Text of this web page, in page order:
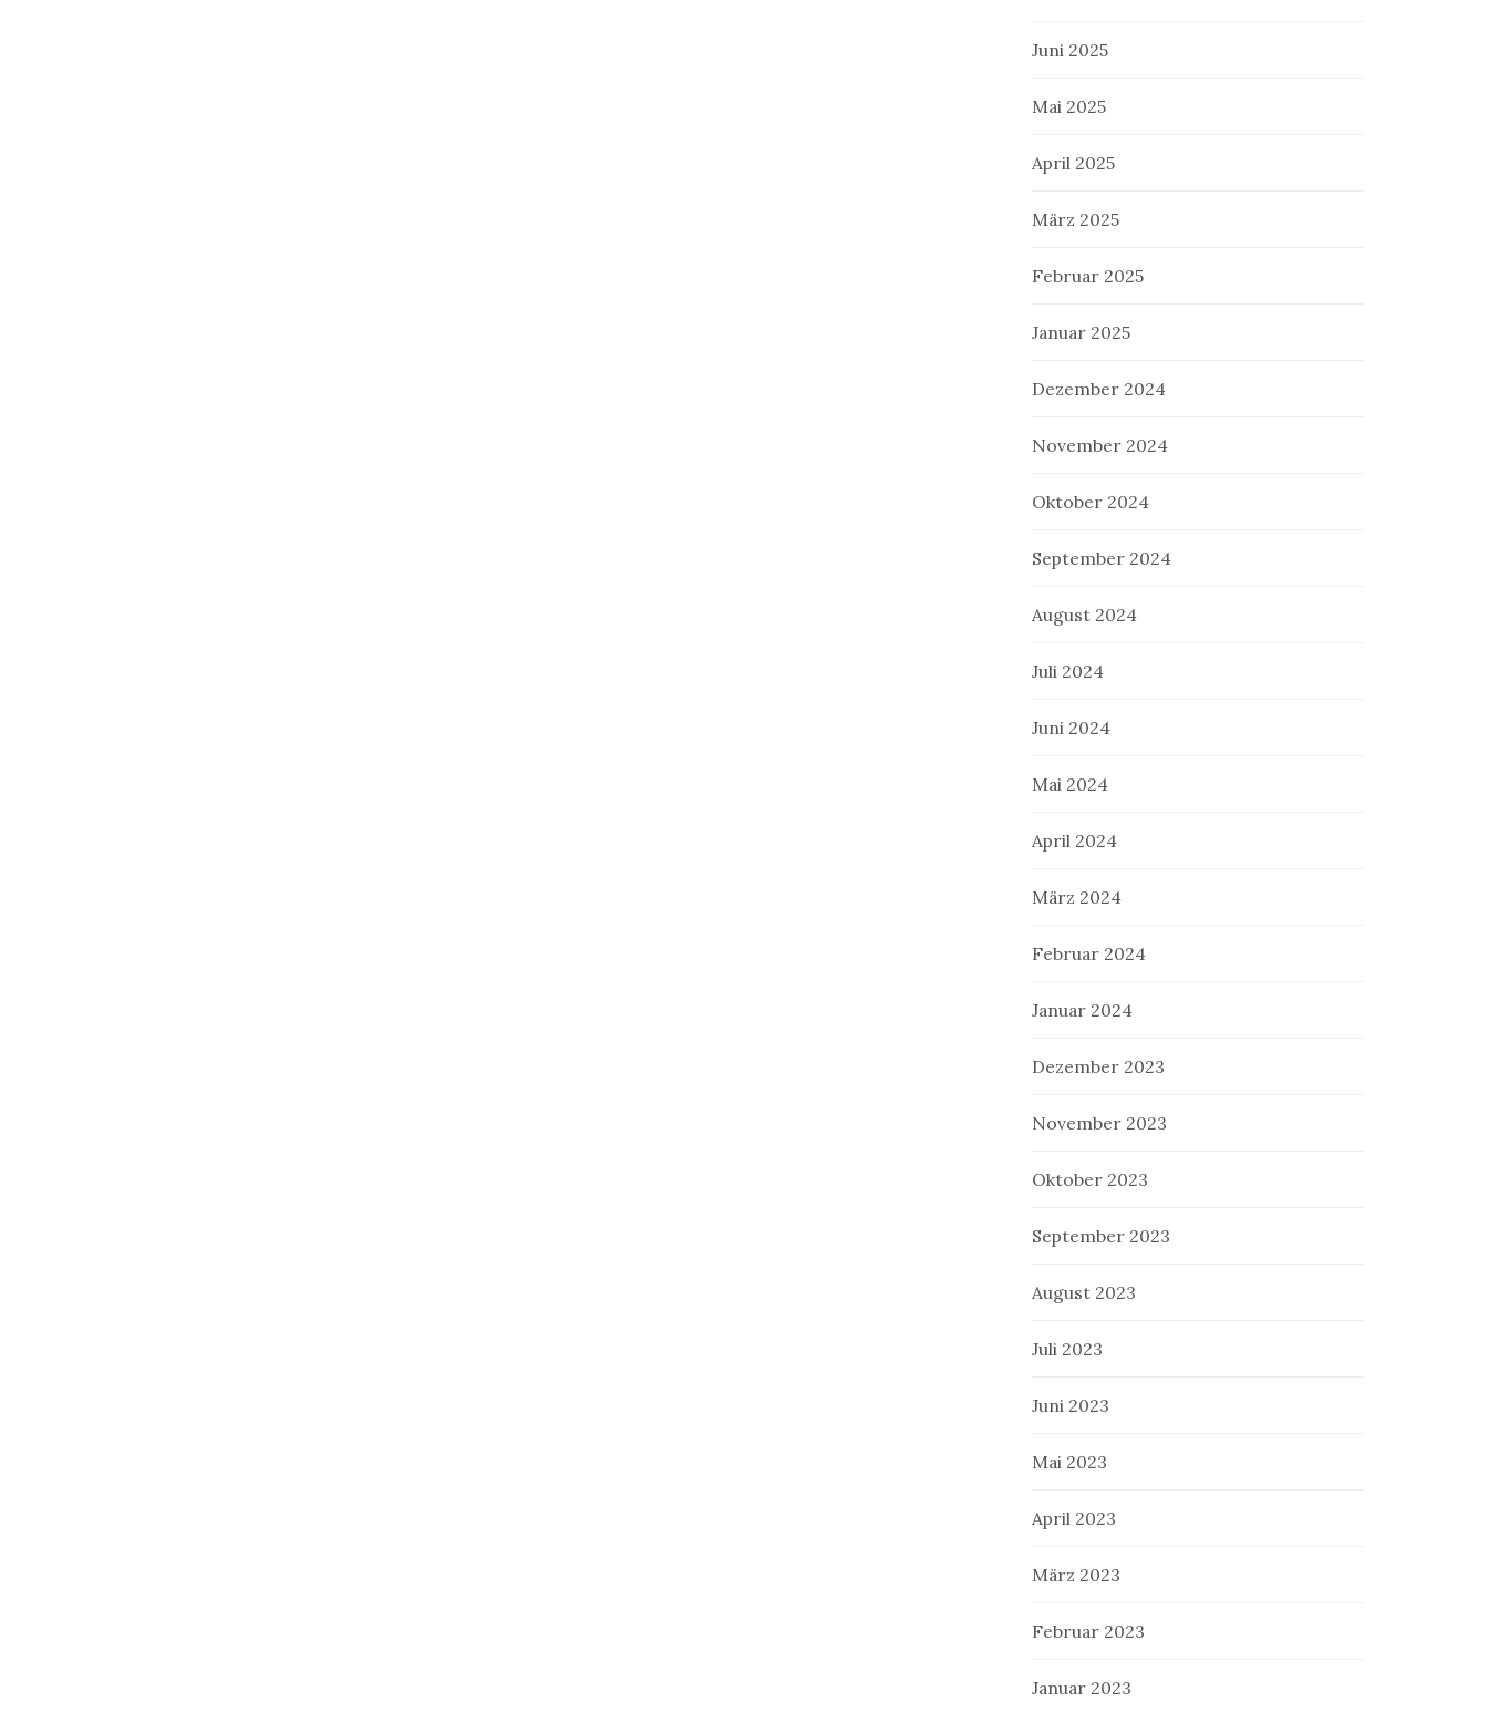
Juni 2025
Mai 2025
April 2025
März 2025
Februar 2025
Januar 2025
Dezember 2024
November 2024
Oktober 2024
September 2024
August 2024
Juli 2024
Juni 2024
Mai 2024
April 2024
März 2024
Februar 2024
Januar 2024
Dezember 2023
November 2023
Oktober 2023
September 2023
August 2023
Juli 2023
Juni 2023
Mai 2023
April 2023
März 2023
Februar 2023
Januar 2023